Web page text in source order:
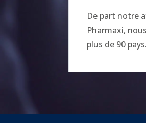
De part notre
Pharmaxi,
plus de 90 pays.